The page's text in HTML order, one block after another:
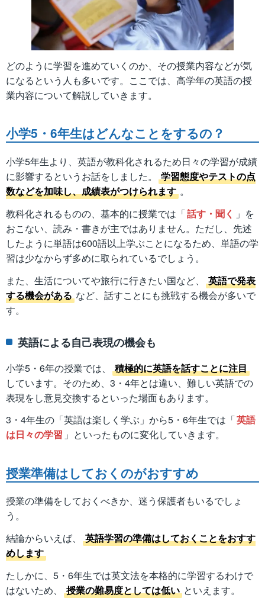
どのように学習を進めていくのか、その授業内容などが気
になるという人も多いです。ここでは、高学年の英語の授
業内容について解説していきます。
小学5・6年生はどんなことをするの？
小学5年生より、英語が教科化されるため日々の学習が成績
に影響するというお話をしました。
学習態度やテストの点
数などを加味し、成績表がつけられます 。
教科化されるものの、基本的に授業では「話す・聞く 」を
おこない、読み・書きが主ではありません。ただし、先述
したように単語は600語以上学ぶことになるため、単語の学
習は少なからず多めに取られているでしょう。
また、生活についてや旅行に行きたい国など、
英語で発表
する機会がある など、話すことにも挑戦する機会が多いで
す。
英語による自己表現の機会も
小学5・6年の授業では、
積極的に英語を話すことに注目
しています。そのため、3・4年とは違い、難しい英語での
表現をし意見交換するといった場面もあります。
3・4年生の「英語は楽しく学ぶ」から5・6年生では「英語
は日々の学習 」といったものに変化していきます。
授業準備はしておくのがおすすめ
授業の準備をしておくべきか、迷う保護者もいるでしょ
う。
結論からいえば、
英語学習の準備はしておくことをおすす
めします
たしかに、5・6年生では英文法を本格的に学習するわけで
はないため、
授業の難易度としては低い といえます。